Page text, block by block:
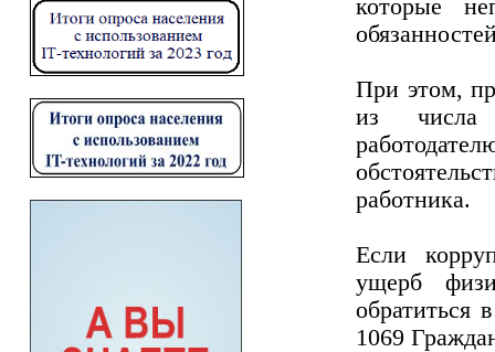
которые
При этом,
из числа
работника.
Если
ущерб
обратиться
1069